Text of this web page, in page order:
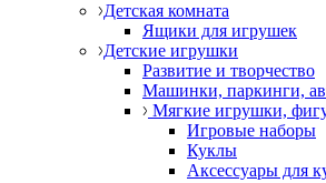
Детская комната
Ящики для игрушек
Детские игрушки
Развитие и творчество
Машинки, паркинги,
Мягкие игрушки,
Игровые наборы
Куклы
Аксессуары для